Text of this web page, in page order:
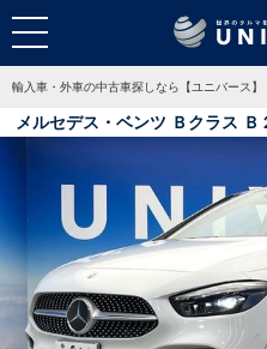
輸入車・外車の中古車探しなら【ユニバース】
メルセデス・ベンツ Ｂクラス
セーフティＰＫＧ ナビゲーシ
ドアップディスプレイ 前席パワ
囲カメラ アンビエントライト
大阪府